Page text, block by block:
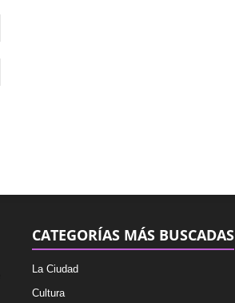
CATEGORÍAS MÁS BUSCADAS
La Ciudad
Cultura